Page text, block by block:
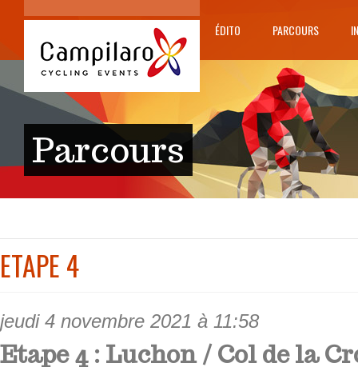
ÉDITO PARCOURS
Parcours
ETAPE 4
jeudi 4 novembre 2021 à 11:58
Etape 4 : Luchon / Col de la